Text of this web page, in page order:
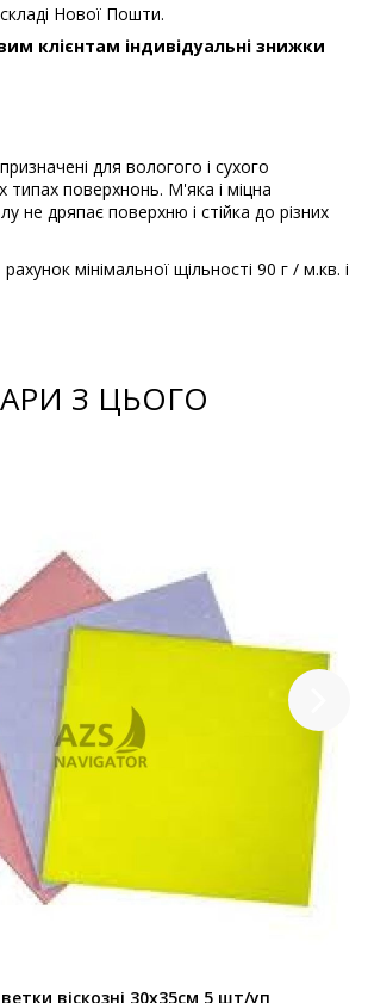
Нової Пошти.
клієнтам індивідуальні знижки
для вологого і сухого
типах поверхнонь. М'яка і міцна
не дряпає поверхню і стійка до різних
мінімальної щільності 90 г / м.кв. і
З ЦЬОГО
віскозні 30х35см 5 шт/уп